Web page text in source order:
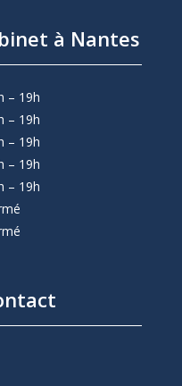
à Nantes
– 19h
– 19h
– 19h
– 19h
– 19h